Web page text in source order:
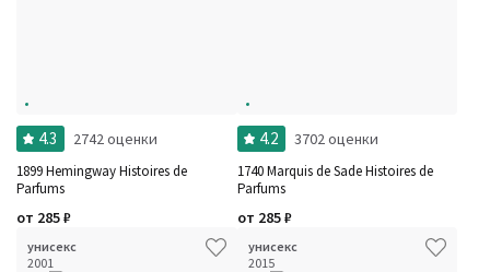
4.3 2742 оценки
1899 Hemingway Histoires de
Parfums
от 285₽
4.2 3702 оценки
1740 Marquis de Sade Histoires de
Parfums
от 285₽
унисекс
2001
унисекс
2015